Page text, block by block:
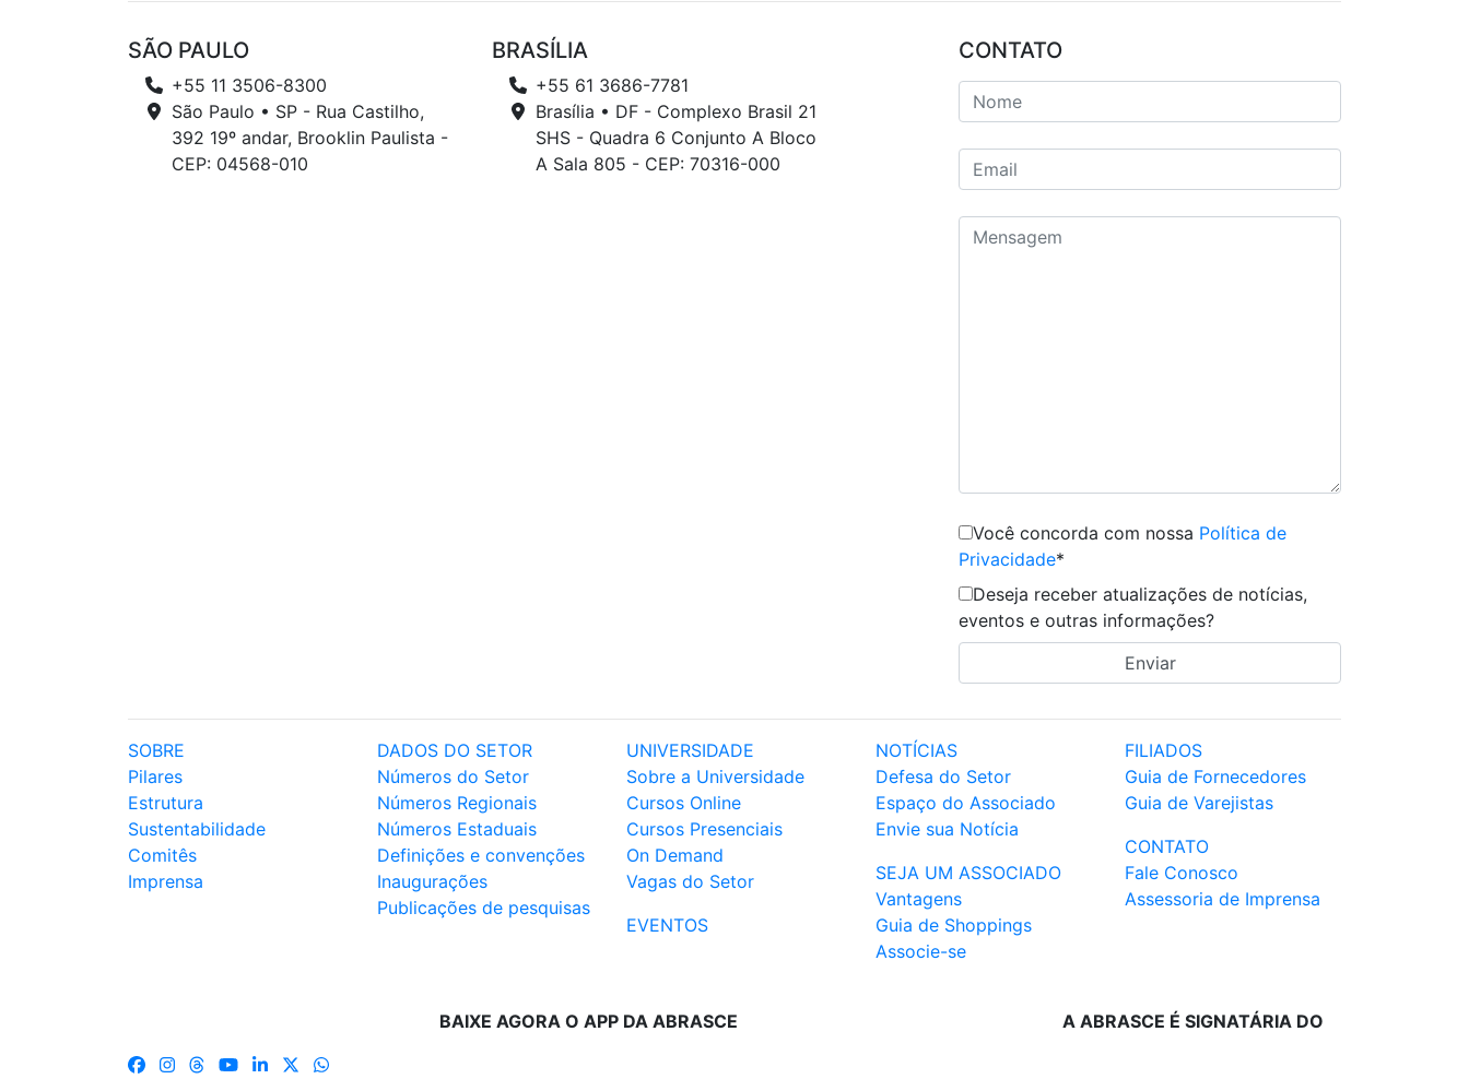
SÃO PAULO
+55 11 3506-8300
São Paulo • SP - Rua Castilho,
392 19º andar, Brooklin Paulista -
CEP: 04568-010
BRASÍLIA
+55 61 3686-7781
Brasília • DF - Complexo Brasil 21
SHS - Quadra 6 Conjunto A Bloco
A Sala 805 - CEP: 70316-000
CONTATO
Você concorda com nossa Política de
Privacidade*
Deseja receber atualizações de notícias,
eventos e outras informações?
SOBRE
Pilares
Estrutura
Sustentabilidade
Comitês
Imprensa
DADOS DO SETOR
Números do Setor
Números Regionais
Números Estaduais
Definições e convenções
Inaugurações
Publicações de pesquisas
UNIVERSIDADE
Sobre a Universidade
Cursos Online
Cursos Presenciais
On Demand
Vagas do Setor
EVENTOS
NOTÍCIAS
Defesa do Setor
Espaço do Associado
Envie sua Notícia
SEJA UM ASSOCIADO
Vantagens
Guia de Shoppings
Associe-se
FILIADOS
Guia de Fornecedores
Guia de Varejistas
CONTATO
Fale Conosco
Assessoria de Imprensa
BAIXE AGORA O APP DA ABRASCE A ABRASCE É SIGNATÁRIA DO